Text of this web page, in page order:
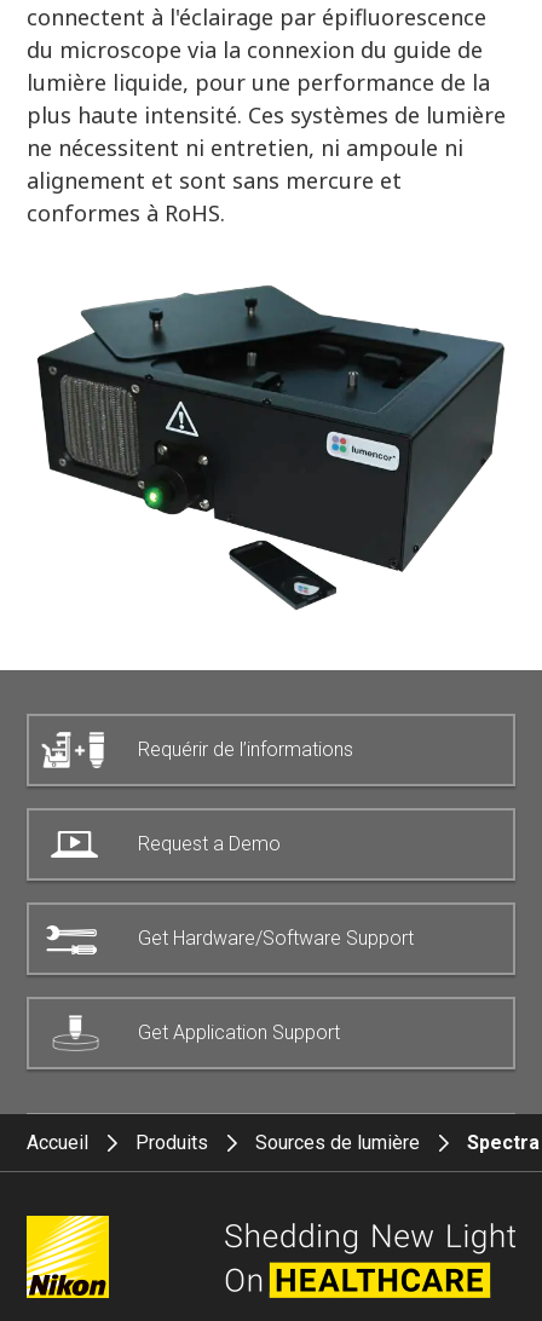
connectent à l'éclairage par épifluorescence
du microscope via la connexion du guide de
lumière liquide, pour une performance de la
plus haute intensité. Ces systèmes de lumière
ne nécessitent ni entretien, ni ampoule ni
alignement et sont sans mercure et
conformes à RoHS.
Requérir de l’informations
Request a Demo
Get Hardware/Software Support
Get Application Support
Accueil Produits Sources de lumière Spectra